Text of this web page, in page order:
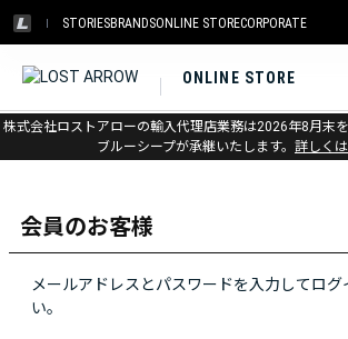
STORIESBRANDSONLINE STORECORPORATE
ONLINE STORE
株式会社ロストアローの輸入代理店業務は2026年8月末
ブルーシープが承継いたします。 詳しくは
ログイン
会員のお客様
メールアドレスとパスワードを入力してログ
い。